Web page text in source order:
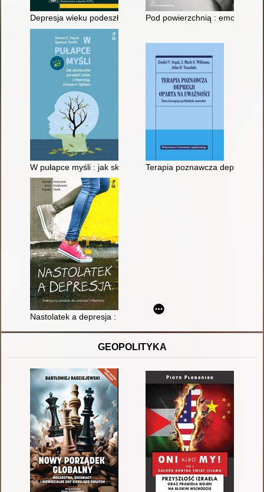
Depresja wieku podeszłego Pod powierzchnią :
W pułapce myśli : jak skutecznie poradzić sobie z depresją,
Terapia poznawcza depresji
Nastolatek a depresja : praktyczny poradnik dla rodziców i
GEOPOLITYKA